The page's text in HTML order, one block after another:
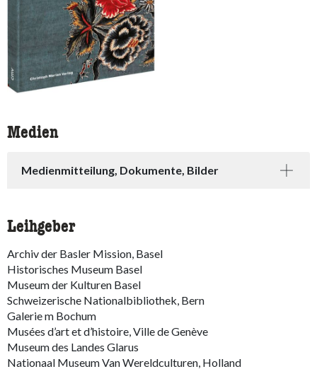
Medien
Medienmitteilung, Dokumente, Bilder
Leihgeber
Archiv der Basler Mission, Basel
Historisches Museum Basel
Museum der Kulturen Basel
Schweizerische Nationalbibliothek, Bern
Galerie m Bochum
Musées d’art et d’histoire, Ville de Genève
Museum des Landes Glarus
Nationaal Museum Van Wereldculturen, Holland